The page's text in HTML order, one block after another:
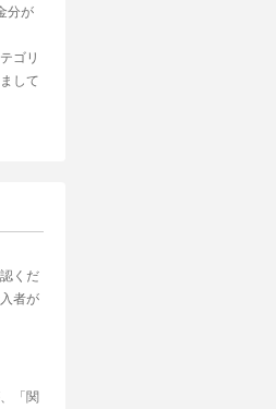
分が
ゴリ
して
くだ
者が
「関